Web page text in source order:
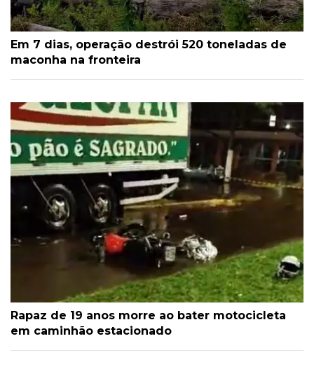
Em 7 dias, operação destrói 520 toneladas de
maconha na fronteira
Rapaz de 19 anos morre ao bater motocicleta
em caminhão estacionado